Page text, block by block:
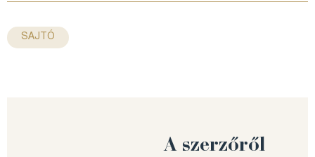
SAJTÓ
A szerzőről